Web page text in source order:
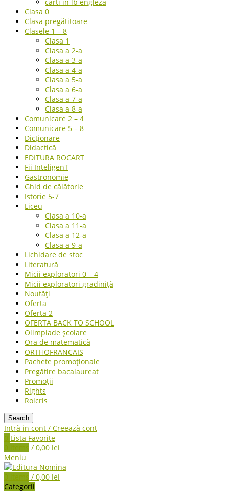
Clasa 0
Clasa pregătitoare
Clasele 1 – 8
Clasa 1
Clasa a 2-a
Clasa a 3-a
Clasa a 4-a
Clasa a 5-a
Clasa a 6-a
Clasa a 7-a
Clasa a 8-a
Comunicare 2 – 4
Comunicare 5 – 8
Dicționare
Didactică
EDITURA ROCART
Fii InteligenT
Gastronomie
Ghid de călătorie
Istorie 5-7
Liceu
Clasa a 10-a
Clasa a 11-a
Clasa a 12-a
Clasa a 9-a
Lichidare de stoc
Literatură
Micii exploratori 0 – 4
Micii exploratori gradiniță
Noutăți
Oferta
Oferta 2
OFERTA BACK TO SCHOOL
Olimpiade școlare
Ora de matematică
ORTHOFRANCAIS
Pachete promoționale
Pregătire bacalaureat
Promoții
Rights
Rolcris
Search
Intră in cont / Creează cont
0 Lista Favorite
0 items / 0,00 lei
Meniu
0 items / 0,00 lei
Categorii